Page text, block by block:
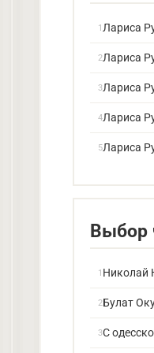
Лариса
Лариса
Лариса
Лариса
Лариса
Выбор
Николай
Булат
С